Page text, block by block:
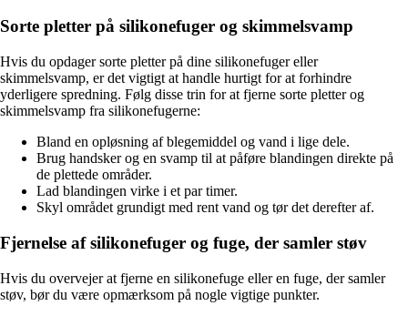
Sorte pletter på silikonefuger og skimmelsvamp
Hvis du opdager sorte pletter på dine silikonefuger eller
skimmelsvamp, er det vigtigt at handle hurtigt for at forhindre
yderligere spredning. Følg disse trin for at fjerne sorte pletter og
skimmelsvamp fra silikonefugerne:
Bland en opløsning af blegemiddel og vand i lige dele.
Brug handsker og en svamp til at påføre blandingen direkte på
de plettede områder.
Lad blandingen virke i et par timer.
Skyl området grundigt med rent vand og tør det derefter af.
Fjernelse af silikonefuger og fuge, der samler støv
Hvis du overvejer at fjerne en silikonefuge eller en fuge, der samler
støv, bør du være opmærksom på nogle vigtige punkter.